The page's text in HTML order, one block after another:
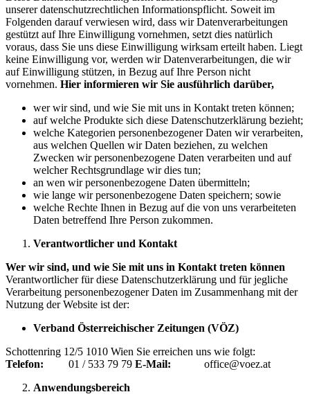
unserer datenschutzrechtlichen Informationspflicht. Soweit im
Folgenden darauf verwiesen wird, dass wir Datenverarbeitungen
gestützt auf Ihre Einwilligung vornehmen, setzt dies natürlich
voraus, dass Sie uns diese Einwilligung wirksam erteilt haben. Liegt
keine Einwilligung vor, werden wir Datenverarbeitungen, die wir
auf Einwilligung stützen, in Bezug auf Ihre Person nicht
vornehmen. Hier informieren wir Sie ausführlich darüber,
wer wir sind, und wie Sie mit uns in Kontakt treten können;
auf welche Produkte sich diese Datenschutzerklärung bezieht;
welche Kategorien personenbezogener Daten wir verarbeiten,
aus welchen Quellen wir Daten beziehen, zu welchen
Zwecken wir personenbezogene Daten verarbeiten und auf
welcher Rechtsgrundlage wir dies tun;
an wen wir personenbezogene Daten übermitteln;
wie lange wir personenbezogene Daten speichern; sowie
welche Rechte Ihnen in Bezug auf die von uns verarbeiteten
Daten betreffend Ihre Person zukommen.
Verantwortlicher und Kontakt
Wer wir sind, und wie Sie mit uns in Kontakt treten können
Verantwortlicher für diese Datenschutzerklärung und für jegliche
Verarbeitung personenbezogener Daten im Zusammenhang mit der
Nutzung der Website ist der:
Verband Österreichischer Zeitungen (VÖZ)
Schottenring 12/5 1010 Wien Sie erreichen uns wie folgt:
Telefon: 01 / 533 79 79 E-Mail: office@voez.at
Anwendungsbereich